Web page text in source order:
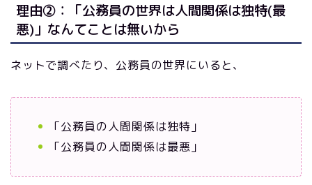
理由②：「公務員の世界は人間関係は独特(最
悪)」なんてことは無いから
ネットで調べたり、公務員の世界にいると、
「公務員の人間関係は独特」
「公務員の人間関係は最悪」